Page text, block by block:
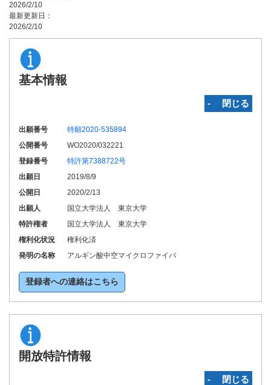
2026/2/10
最新更新日：
2026/2/10
基本情報
‐ 閉じる
出願番号
特願2020-535894
公開番号
WO2020/032221
登録番号
特許第7388722号
出願日
2019/8/9
公開日
2020/2/13
出願人
国立大学法人 東京大学
特許権者
国立大学法人 東京大学
権利化状況
権利化済
発明の名称
アルギン酸中空マイクロファイバ
登録者への連絡はこちら
開放特許情報
‐ 閉じる